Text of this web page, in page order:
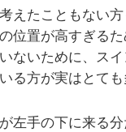
えたこともない
位置が高すぎる
ないために、ス
る方が実はとても
左手の下に来る